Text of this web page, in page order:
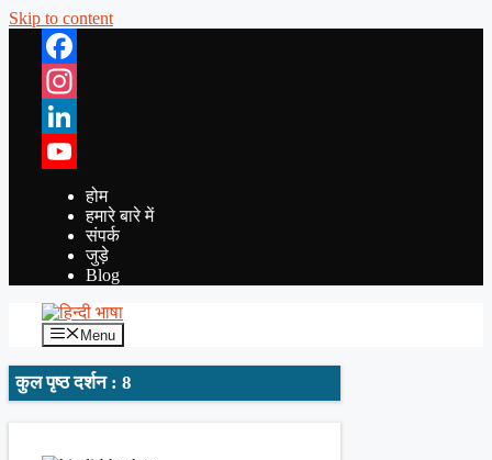
Skip to content
Facebook
Instagram
LinkedIn
YouTube
होम
हमारे बारे में
संपर्क
जुड़े
Blog
Menu
कुल पृष्ठ दर्शन : 8